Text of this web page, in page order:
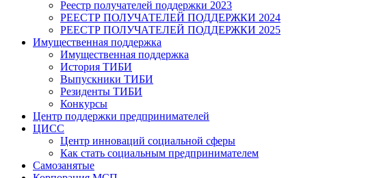
Реестр получателей поддержки 2023
РЕЕСТР ПОЛУЧАТЕЛЕЙ ПОДДЕРЖКИ 2024
РЕЕСТР ПОЛУЧАТЕЛЕЙ ПОДДЕРЖКИ 2025
Имущественная поддержка
Имущественная поддержка
История ТИБИ
Выпускники ТИБИ
Резиденты ТИБИ
Конкурсы
Центр поддержки предпринимателей
ЦИСС
Центр инноваций социальной сферы
Как стать социальным предпринимателем
Самозанятые